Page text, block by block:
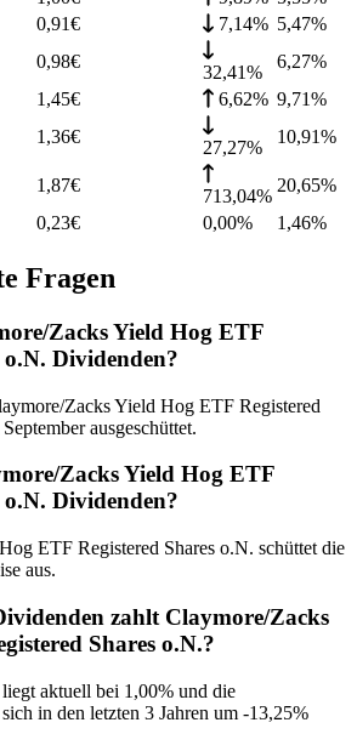
0,91€ 7,14% 5,47%
0,98€
32,41%
6,27%
1,45€ 6,62% 9,71%
1,36€
27,27%
10,91%
1,87€
713,04%
20,65%
0,23€ 0,00% 1,46%
Fragen
Zacks Yield Hog ETF
o.N. Dividenden?
Zacks Yield Hog ETF Registered
ausgeschüttet.
Zacks Yield Hog ETF
o.N. Dividenden?
ETF Registered Shares o.N. schüttet die
aus.
zahlt Claymore/Zacks
Shares o.N.?
aktuell bei 1,00% und die
in den letzten 3 Jahren um -13,25%